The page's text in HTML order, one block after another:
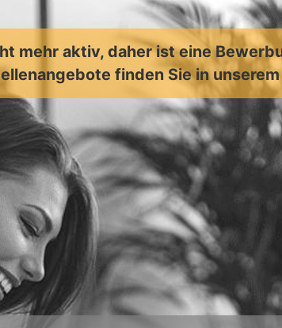
mehr aktiv, daher ist eine
finden Sie in